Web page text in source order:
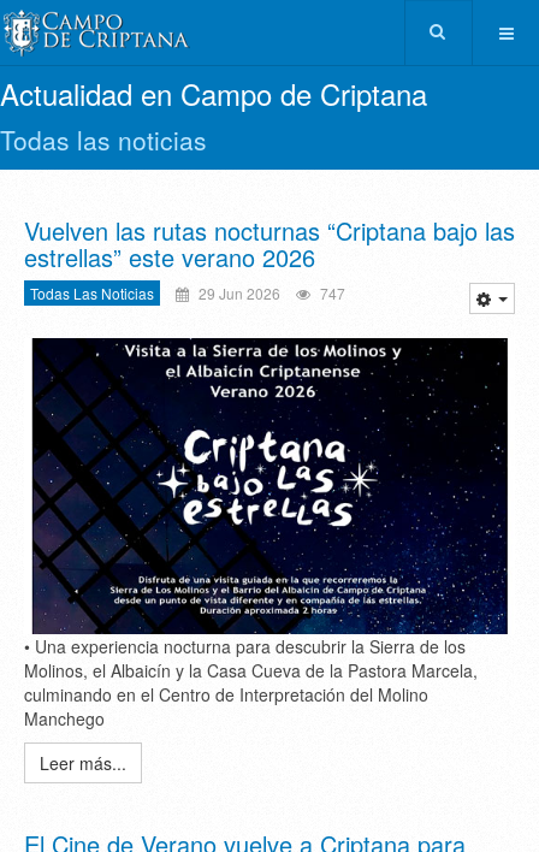
Actualidad en Campo de Criptana
Todas las noticias
Vuelven las rutas nocturnas “Criptana bajo las
estrellas” este verano 2026
Todas Las Noticias 29 Jun 2026 747
• Una experiencia nocturna para descubrir la Sierra de los
Molinos, el Albaicín y la Casa Cueva de la Pastora Marcela,
culminando en el Centro de Interpretación del Molino
Manchego
Leer más...
El Cine de Verano vuelve a Criptana para